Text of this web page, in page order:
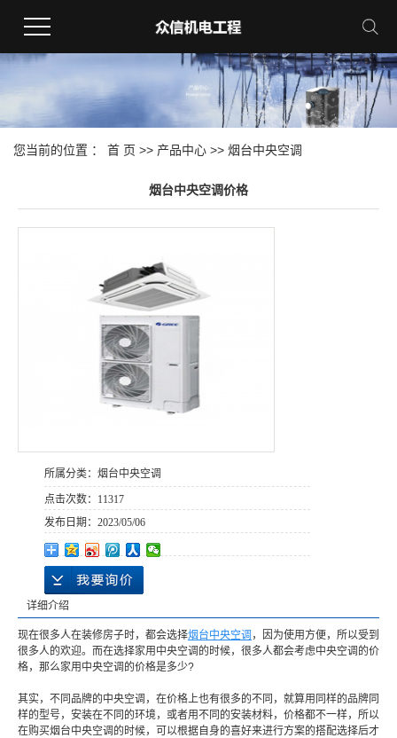
您当前的位置 ： 首 页 >> 产品中心 >> 烟台中央空调
烟台中央空调价格
所属分类： 烟台中央空调
点击次数： 11317
发布日期： 2023/05/06
详细介绍
现在很多人在装修房子时，都会选择烟台中央空调 ，因为使用方便，所以受到
很多人的欢迎。而在选择家用中央空调的时候，很多人都会考虑中央空调的价
格，那么家用中央空调的价格是多少?
其实，不同品牌的中央空调，在价格上也有很多的不同，就算用同样的品牌同
样的型号，安装在不同的环境，或者用不同的安装材料，价格都不一样，所以
在购买烟台中央空调的时候，可以根据自身的喜好来进行方案的搭配选择后才